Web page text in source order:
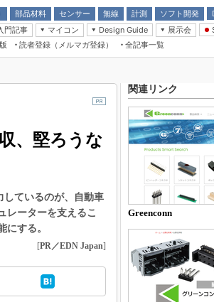
部品材料
センサー 無線 計測 ソフト開発
アナログ機能回路
計測とテスト
信号源とパルス信号
Wired, Weird
門記事
マイコン
Design Guide
展示会
CEATEC
組込み/エッジコンピューティング展
人とくるま展
Microchip情報
読者登録（メルマガ登録） 全記事一覧
、堅ろうな
しているのが、自動車
レーターを支えるこ
する。
[PR／EDN Japan]
関連リンク
Greenconn